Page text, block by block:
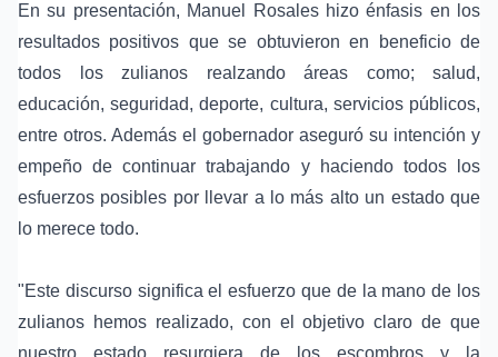
En su presentación, Manuel Rosales hizo énfasis en los
resultados positivos que se obtuvieron en beneficio de
todos los zulianos realzando áreas como; salud,
educación, seguridad, deporte, cultura, servicios públicos,
entre otros. Además el gobernador aseguró su intención y
empeño de continuar trabajando y haciendo todos los
esfuerzos posibles por llevar a lo más alto un estado que
lo merece todo.
"Este discurso significa el esfuerzo que de la mano de los
zulianos hemos realizado, con el objetivo claro de que